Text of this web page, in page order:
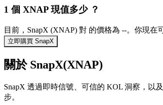
1 個 XNAP 現值多少 ？
目前，SnapX (XNAP) 對 的價格為 --。你現在
立即購買 SnapX
關於 SnapX(XNAP)
SnapX 透過即時信號、可信的 KOL 洞察，以
步。